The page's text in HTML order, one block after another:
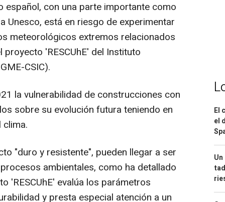
con una parte importante como
Unesco, está en riesgo de experimentar
meteorológicos extremos relacionados
'RESCUhE' del Instituto
CSIC).
la vulnerabilidad de construcciones con
sobre su evolución futura teniendo en
"duro y resistente", pueden llegar a ser
ambientales, como ha detallado
'RESCUhE' evalúa los parámetros
y presta especial atención a un
El
el